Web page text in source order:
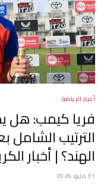
أخبار الرياضة
فريا كيمب: هل
الهند؟ | أخبار
31 مايو، 2026